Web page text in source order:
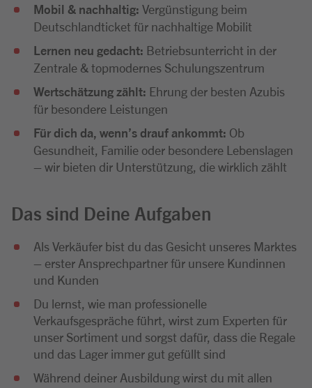
Mobil & nachhaltig: Vergünstigung beim
Deutschlandticket für nachhaltige Mobilit
Lernen neu gedacht: Betriebsunterricht in der
Zentrale & topmodernes Schulungszentrum
Wertschätzung zählt: Ehrung der besten Azubis
für besondere Leistungen
Für dich da, wenn’s drauf ankommt: Ob
Gesundheit, Familie oder besondere Lebenslagen
– wir bieten dir Unterstützung, die wirklich zählt
Das sind Deine Aufgaben
Als Verkäufer bist du das Gesicht unseres Marktes
– erster Ansprechpartner für unsere Kundinnen
und Kunden
Du lernst, wie man professionelle
Verkaufsgespräche führt, wirst zum Experten für
unser Sortiment und sorgst dafür, dass die Regale
und das Lager immer gut gefüllt sind
Während deiner Ausbildung wirst du mit allen